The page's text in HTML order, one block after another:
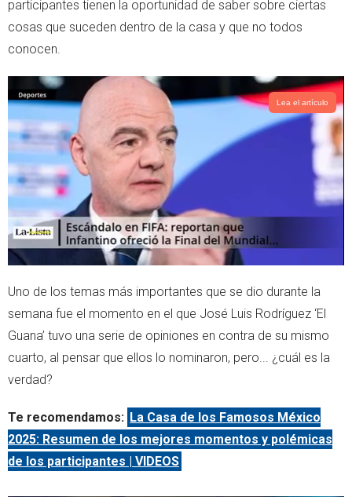
r
p
p
participantes tienen la oportunidad de saber sobre ciertas
cosas que suceden dentro de la casa y que no todos
conocen.
Lea el artículo
Uno de los temas más importantes que se dio durante la
semana fue el momento en el que José Luis Rodríguez ‘El
Guana’ tuvo una serie de opiniones en contra de su mismo
cuarto, al pensar que ellos lo nominaron, pero... ¿cuál es la
verdad?
Te recomendamos: La Casa de los Famosos México
2025: Resumen de los mejores momentos y polémicas
de los participantes | VIDEOS